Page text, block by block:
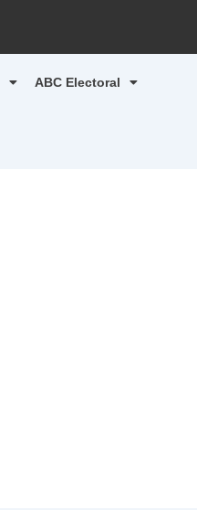
ABC Electoral